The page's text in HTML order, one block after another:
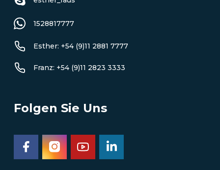
1528817777
Esther: +54 (9)11 2881 7777
Franz: +54 (9)11 2823 3333
Folgen Sie Uns